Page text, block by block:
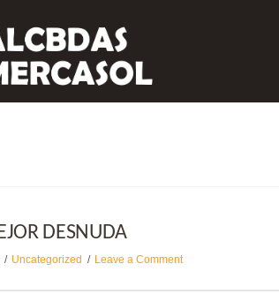
DESNUDA
Uncategorized Leave a Comment